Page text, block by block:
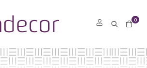
0